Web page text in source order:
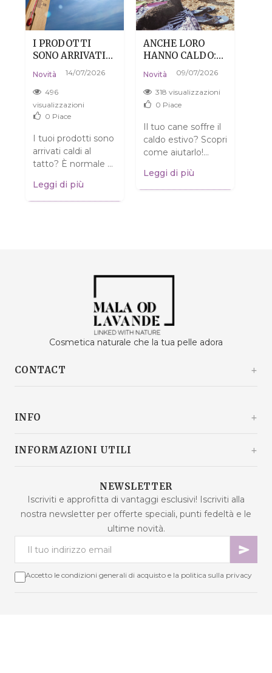
I PRODOTTI
SONO ARRIVATI
CALDI? NIENTE
PAURA, È DEL
TUTTO
NORMALE.
Novità 14/07/2026
496
visualizzazioni
0 Piace
I tuoi prodotti sono
arrivati caldi al
tatto? È normale e
siano rovinati!
Scopri cosa fare.
Leggi di più
ANCHE LORO
HANNO CALDO:
COME AIUTARE
IL TUO CANE A
SOPRAVVIVERE
ALL'ESTATE
Novità 09/07/2026
318 visualizzazioni
0 Piace
Il tuo cane soffre il
caldo estivo? Scopri
come aiutarlo!
garantire al tuo
amico a quattro
Leggi di più
Cosmetica naturale che la tua pelle adora
CONTACT
Croazia
Lun - Ven: 9:00 - 15:00
INFO
Chi siamo
Nuovi prodotti
Prodotti più venduti
Mappa del sito
Risoluzione delle controversie
INFORMAZIONI UTILI
Domande frequenti
Termini di acquisto
Sicurezza dei dati
Metodi di pagamento
Cookie - spiegazione
NEWSLETTER
Iscriviti e approfitta di vantaggi esclusivi! Iscriviti alla
nostra newsletter per offerte speciali, punti fedeltà e le
ultime novità.
Accetto le condizioni generali di acquisto e la politica sulla privacy